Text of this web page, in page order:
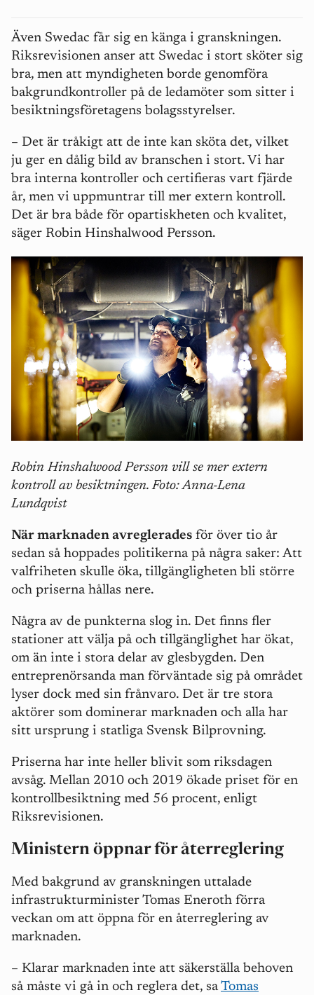
Även Swedac får sig en känga i granskningen.
Riksrevisionen anser att Swedac i stort sköter sig
bra, men att myndigheten borde genomföra
bakgrundkontroller på de ledamöter som sitter i
besiktningsföretagens bolagsstyrelser.
– Det är tråkigt att de inte kan sköta det, vilket
ju ger en dålig bild av branschen i stort. Vi har
bra interna kontroller och certifieras vart fjärde
år, men vi uppmuntrar till mer extern kontroll.
Det är bra både för opartiskheten och kvalitet,
säger Robin Hinshalwood Persson.
Robin Hinshalwood Persson vill se mer extern
kontroll av besiktningen. Foto: Anna-Lena
Lundqvist
När marknaden avreglerades för över tio år
sedan så hoppades politikerna på några saker: Att
valfriheten skulle öka, tillgängligheten bli större
och priserna hållas nere.
Några av de punkterna slog in. Det finns fler
stationer att välja på och tillgänglighet har ökat,
om än inte i stora delar av glesbygden. Den
entreprenörsanda man förväntade sig på området
lyser dock med sin frånvaro. Det är tre stora
aktörer som dominerar marknaden och alla har
sitt ursprung i statliga Svensk Bilprovning.
Priserna har inte heller blivit som riksdagen
avsåg. Mellan 2010 och 2019 ökade priset för en
kontrollbesiktning med 56 procent, enligt
Riksrevisionen.
Ministern öppnar för återreglering
Med bakgrund av granskningen uttalade
infrastrukturminister Tomas Eneroth förra
veckan om att öppna för en återreglering av
marknaden.
– Klarar marknaden inte att säkerställa behoven
så måste vi gå in och reglera det, sa Tomas